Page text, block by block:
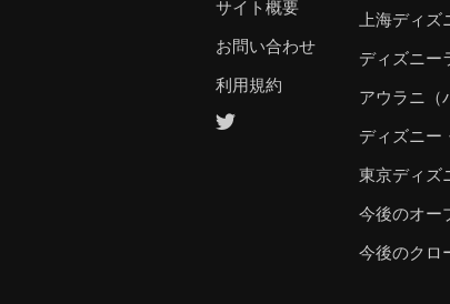
サイト概要
お問い合わせ
利用規約
上海ディズ
ディズニー
アウラニ（
ディズニー
東京ディズ
今後のオー
今後のクロ